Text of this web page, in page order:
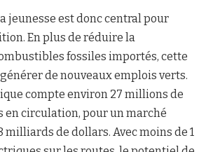
jeunesse est donc central pour
En plus de réduire la
fossiles importés, cette
de nouveaux emplois verts.
compte environ 27 millions de
en circulation, pour un marché
milliards de dollars. Avec moins de 1